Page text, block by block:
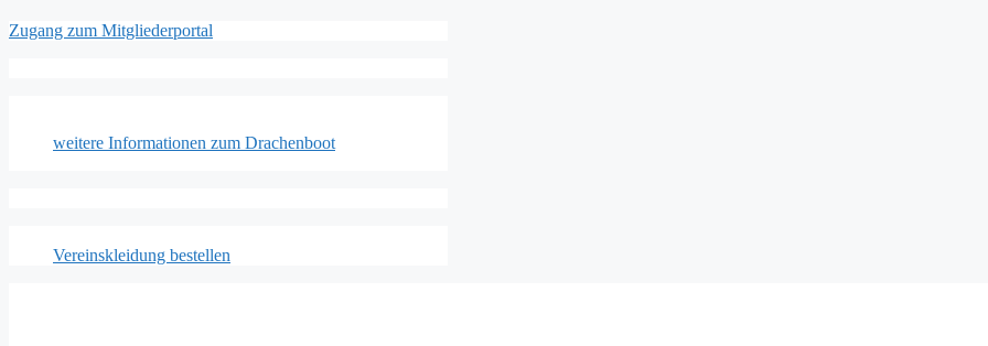
Zugang zum Mitgliederportal
weitere Informationen zum Drachenboot
Vereinskleidung bestellen